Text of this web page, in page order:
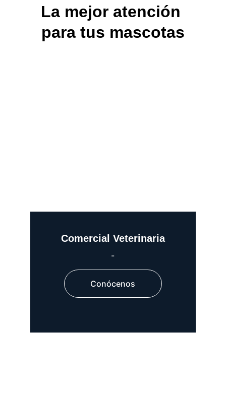
La mejor atención
para tus mascotas
Comercial Veterinaria
Conócenos
-